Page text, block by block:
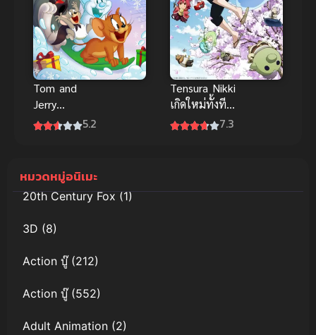
Tom and
Jerry
Snowman’s
ซับไทยดูฟรี
5.2
Tensura Nikki
เกิดใหม่ทั้งทีก็
เป็นสไลม์ไป7.3
หมวดหมู่อนิเมะ
20th Century Fox(1)
3D (8)
Action บู๊(212)
Action บู๊(552)
Adult Animation (2)